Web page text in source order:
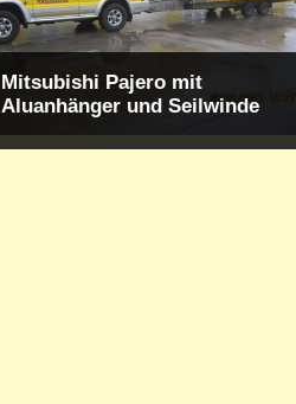
Mitsubishi Pajero mit
Aluanhänger und Seilwinde